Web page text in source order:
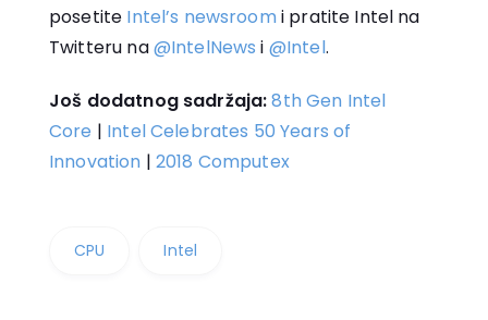
posetite Intel’s newsroomi pratite Intel na
Twitteru na@IntelNews i @Intel.
Još dodatnog sadržaja:8th Gen Intel
Core | Intel Celebrates 50 Years of
Innovation | 2018 Computex
CPU Intel